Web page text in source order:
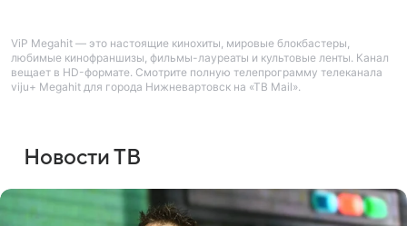
ViP Megahit — это настоящие кинохиты, мировые блокбастеры,
любимые кинофраншизы, фильмы-лауреаты и культовые ленты. Канал
вещает в HD-формате. Смотрите полную телепрограмму телеканала
viju+ Megahit для города Нижневартовск на «ТВ Mail».
Новости ТВ